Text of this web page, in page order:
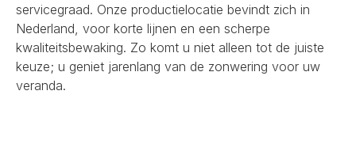
servicegraad. Onze productielocatie bevindt zich in
Nederland, voor korte lijnen en een scherpe
kwaliteitsbewaking. Zo komt u niet alleen tot de juiste
keuze; u geniet jarenlang van de zonwering voor uw
veranda.